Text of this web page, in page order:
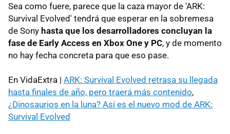
Sea como fuere, parece que la caza mayor de 'ARK:
Survival Evolved' tendrá que esperar en la sobremesa
de Sony hasta que los desarrolladores concluyan la
fase de Early Access en Xbox One y PC, y de momento
no hay fecha concreta para que eso pase.
En VidaExtra | ARK: Survival Evolved retrasa su llegada
hasta finales de año, pero traerá más contenido,
¿Dinosaurios en la luna? Así es el nuevo mod de ARK:
Survival Evolved